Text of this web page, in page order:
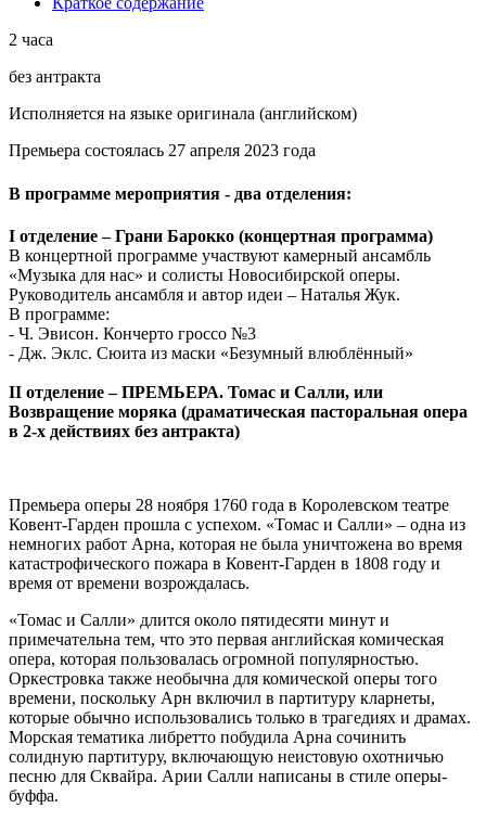
2 часа
без антракта
Исполняется на языке оригинала (английском)
Премьера состоялась 27 апреля 2023 года
В программе мероприятия - два отделения:
I отделение – Грани Барокко (концертная программа)
В концертной программе участвуют камерный ансамбль
«Музыка для нас» и солисты Новосибирской оперы.
Руководитель ансамбля и автор идеи – Наталья Жук.
В программе:
- Ч. Эвисон. Кончерто гроссо №3
- Дж. Эклс. Сюита из маски «Безумный влюблённый»
II отделение – ПРЕМЬЕРА. Томас и Салли, или
Возвращение моряка (драматическая пасторальная опера
в 2-х действиях без антракта)
Премьера оперы 28 ноября 1760 года в Королевском театре
Ковент-Гарден прошла с успехом. «Томас и Салли» – одна из
немногих работ Арна, которая не была уничтожена во время
катастрофического пожара в Ковент-Гарден в 1808 году и
время от времени возрождалась.
«Томас и Салли» длится около пятидесяти минут и
примечательна тем, что это первая английская комическая
опера, которая пользовалась огромной популярностью.
Оркестровка также необычна для комической оперы того
времени, поскольку Арн включил в партитуру кларнеты,
которые обычно использовались только в трагедиях и драмах.
Морская тематика либретто побудила Арна сочинить
солидную партитуру, включающую неистовую охотничью
песню для Сквайра. Арии Салли написаны в стиле оперы-
буффа.